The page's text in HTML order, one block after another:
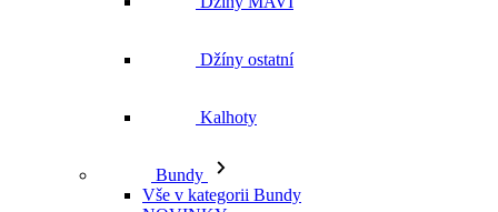
Džíny ostatní
Kalhoty
Bundy
Vše v kategorii Bundy